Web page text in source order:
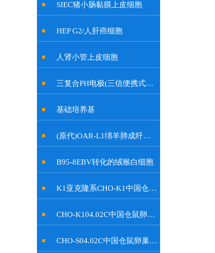
SIEC猪小肠黏膜上皮细胞
HEP G2/人肝癌细胞
人肾小管上皮细胞
三复合PH电极(三信便携式余氯计电极, 特制插口)
基础培养基
(原代)OAR-L1绵羊肺成纤维细胞
B95-8EBV转化的绒猴白细胞
K1亚克隆系CHO-K1中国仓鼠卵巢细胞
CHO-K104.02C中国仓鼠卵巢细胞
CHO-S04.02C中国仓鼠卵巢细胞